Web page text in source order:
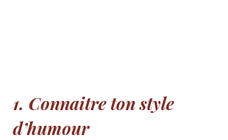
1. Connaitre ton style
d’humour